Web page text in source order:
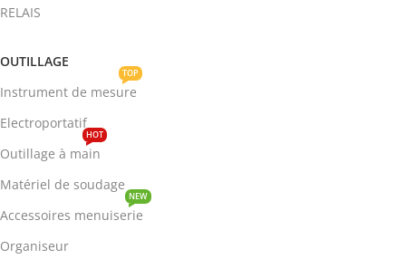
RELAIS
OUTILLAGE
Instrument de mesure
TOP
Electroportatif
Outillage à main
HOT
Matériel de soudage
Accessoires menuiserie
NEW
Organiseur